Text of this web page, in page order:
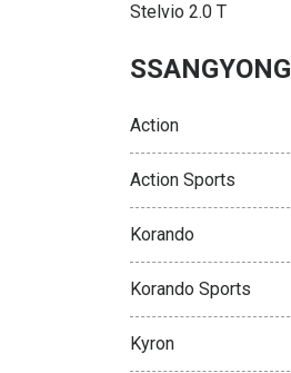
Stelvio 2.0 T
SSANGYONG
Action
Action Sports
Korando
Korando Sports
Kyron